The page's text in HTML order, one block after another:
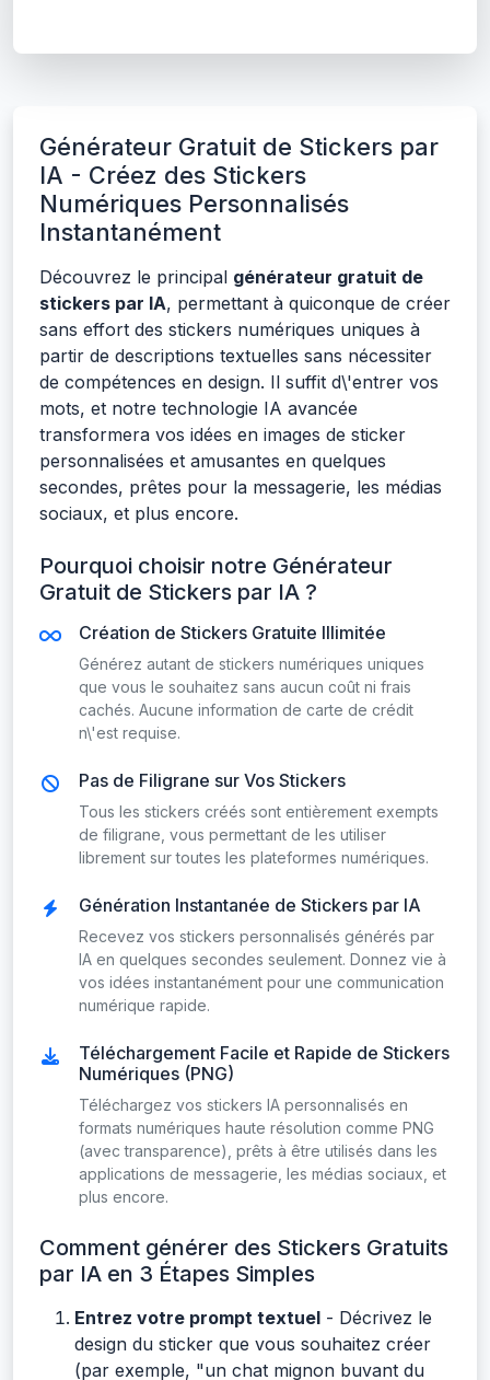
Générateur Gratuit de Stickers par
IA - Créez des Stickers
Numériques Personnalisés
Instantanément
Découvrez le principal générateur gratuit de
stickers par IA, permettant à quiconque de créer
sans effort des stickers numériques uniques à
partir de descriptions textuelles sans nécessiter
de compétences en design. Il suffit d\'entrer vos
mots, et notre technologie IA avancée
transformera vos idées en images de sticker
personnalisées et amusantes en quelques
secondes, prêtes pour la messagerie, les médias
sociaux, et plus encore.
Pourquoi choisir notre Générateur
Gratuit de Stickers par IA ?
Création de Stickers Gratuite Illimitée
Générez autant de stickers numériques uniques
que vous le souhaitez sans aucun coût ni frais
cachés. Aucune information de carte de crédit
n\'est requise.
Pas de Filigrane sur Vos Stickers
Tous les stickers créés sont entièrement exempts
de filigrane, vous permettant de les utiliser
librement sur toutes les plateformes numériques.
Génération Instantanée de Stickers par IA
Recevez vos stickers personnalisés générés par
IA en quelques secondes seulement. Donnez vie à
vos idées instantanément pour une communication
numérique rapide.
Téléchargement Facile et Rapide de Stickers
Numériques (PNG)
Téléchargez vos stickers IA personnalisés en
formats numériques haute résolution comme PNG
(avec transparence), prêts à être utilisés dans les
applications de messagerie, les médias sociaux, et
plus encore.
Comment générer des Stickers Gratuits
par IA en 3 Étapes Simples
Entrez votre prompt textuel - Décrivez le
design du sticker que vous souhaitez créer
(par exemple, "un chat mignon buvant du